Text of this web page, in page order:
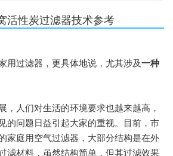
活性炭过滤器技术参考
用过滤器，更具体地说，尤其涉及一种
，人们对生活的环境要求也越来越高，
的问题日益引起大家的重视。目前，市
家庭用空气过滤器，大部分结构是在外
滤材料，虽然结构简单，但其过滤效果